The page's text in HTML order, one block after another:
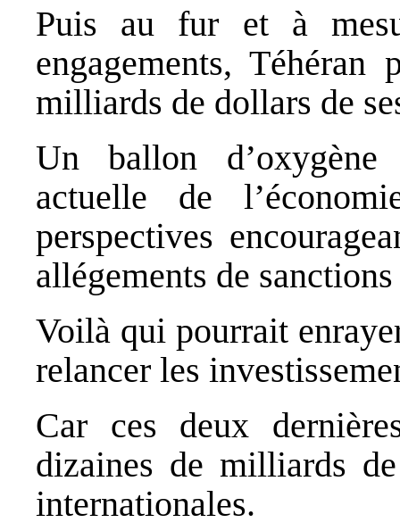
Puis au fur et à
engagements,
milliards de dollars de
Un ballon
actuelle de
perspectives
allégements de
Voilà qui pourrait
relancer les
Car ces deux
dizaines de milliards
internationales.